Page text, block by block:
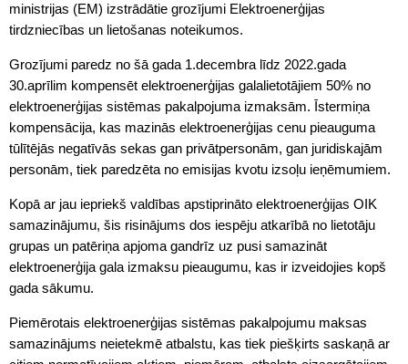
ministrijas (EM) izstrādātie grozījumi Elektroenerģijas
tirdzniecības un lietošanas noteikumos.
Grozījumi paredz no šā gada 1.decembra līdz 2022.gada
30.aprīlim kompensēt elektroenerģijas galalietotājiem 50% no
elektroenerģijas sistēmas pakalpojuma izmaksām. Īstermiņa
kompensācija, kas mazinās elektroenerģijas cenu pieauguma
tūlītējās negatīvās sekas gan privātpersonām, gan juridiskajām
personām, tiek paredzēta no emisijas kvotu izsoļu ieņēmumiem.
Kopā ar jau iepriekš valdības apstiprināto elektroenerģijas OIK
samazinājumu, šis risinājums dos iespēju atkarībā no lietotāju
grupas un patēriņa apjoma gandrīz uz pusi samazināt
elektroenerģija gala izmaksu pieaugumu, kas ir izveidojies kopš
gada sākumu.
Piemērotais elektroenerģijas sistēmas pakalpojumu maksas
samazinājums neietekmē atbalstu, kas tiek piešķirts saskaņā ar